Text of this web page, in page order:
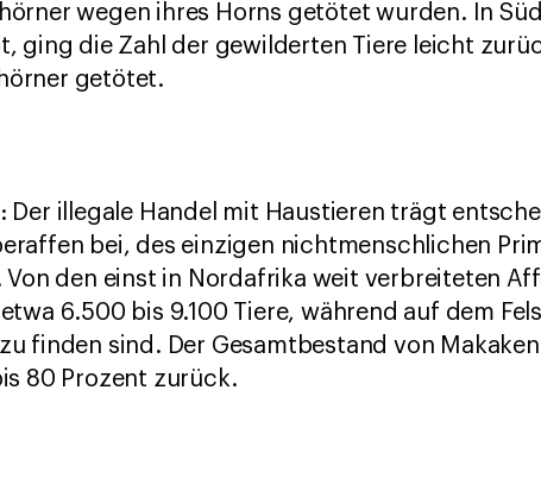
wegen ihres Horns getötet wurden. In
ging die Zahl der gewilderten Tiere leicht
getötet.
Der illegale Handel mit Haustieren trägt
bei, des einzigen nichtmenschlichen
den einst in Nordafrika weit verbreiteten
6.500 bis 9.100 Tiere, während auf dem
finden sind. Der Gesamtbestand von
80 Prozent zurück.